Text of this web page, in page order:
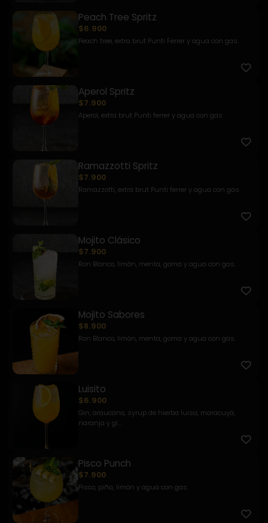
Peach Tree Spritz
$6.900
Peach tree, extra brut Punti Ferrer y agua con gas.
Aperol Spritz
$7.900
Aperol, extra brut Punti ferrer y agua con gas
Ramazzotti Spritz
$7.900
Ramazzotti, extra brut Punti ferrer y agua con gas.
Mojito Clásico
$7.900
Ron Blanco, limón, menta, goma y agua con gas.
Mojito Sabores
$8.900
Ron Blanco, limón, menta, goma y agua con gas.
Luisito
$6.900
Gin, araucano, syrup de hierba luisa, maracuyá,
naranja y gi...
Pisco Punch
$7.900
Pisco, piña, limón y agua con gas.